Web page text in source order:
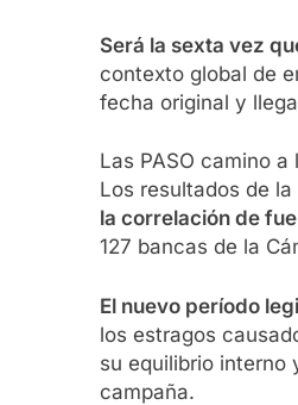
Será la sexta vez
contexto global de
fecha original y
Las PASO camino
Los resultados de
la correlación de
127 bancas de la
El nuevo período
los estragos
su equilibrio interno
campaña.